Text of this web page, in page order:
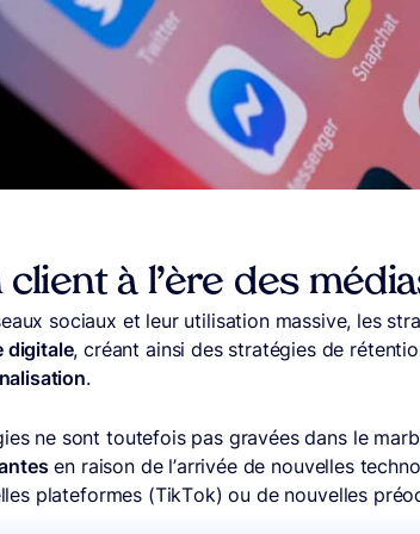
à l’ère des
sociaux et leur utilisation massive, les
digitale, créant ainsi des stratégies de
.
ne sont toutefois pas gravées dans le
en raison de l’arrivée de nouvelles
plateformes (TikTok) ou de nouvelles